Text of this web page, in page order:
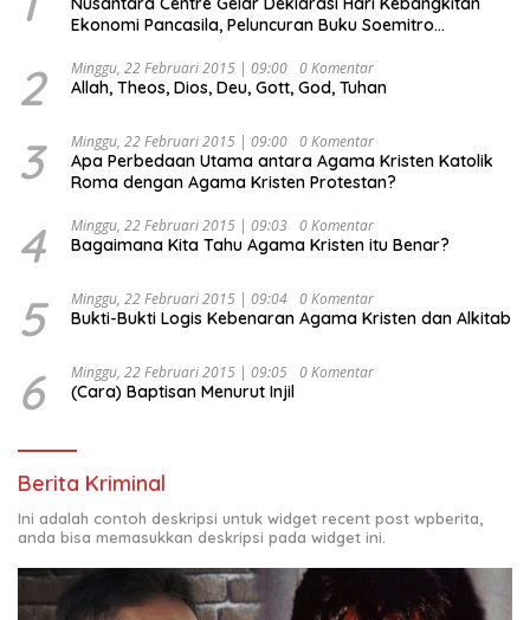
Ekonomi Pancasila, Peluncuran Buku Soemitro
Ekonomi Politik Indonesia) & Simposium Nasional
“Urgensi Undang-Undang Perekonomian Nasional dan
Indonesia Emas 2045”,
2 Minggu, 22 Februari 2015 | 09:00 0 Komentar
Allah, Theos, Dios, Deu, Gott, God, Tuhan
3 Minggu, 22 Februari 2015 | 09:00 0 Komentar
Apa Perbedaan Utama antara Agama Kristen Katolik
Roma dengan Agama Kristen Protestan?
4 Minggu, 22 Februari 2015 | 09:03 0 Komentar
Bagaimana Kita Tahu Agama Kristen itu Benar?
5 Minggu, 22 Februari 2015 | 09:04 0 Komentar
Bukti-Bukti Logis Kebenaran Agama Kristen dan Alkitab
6 Minggu, 22 Februari 2015 | 09:05 0 Komentar
(Cara) Baptisan Menurut Injil
Berita Kriminal
Ini adalah contoh deskripsi untuk widget recent post wpberita,
anda bisa memasukkan deskripsi pada widget ini.